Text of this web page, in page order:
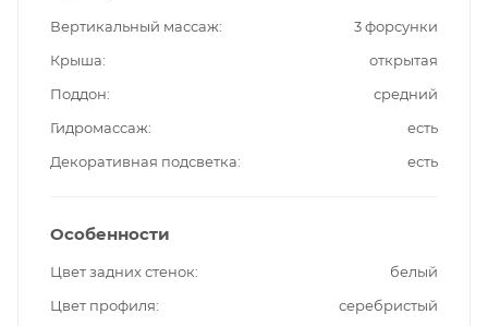
Вертикальный массаж
3 форсунки
Крыша
открытая
Поддон
средний
Гидромассаж
есть
Декоративная подсветка
есть
Особенности
Цвет задних стенок
белый
Цвет профиля
серебристый